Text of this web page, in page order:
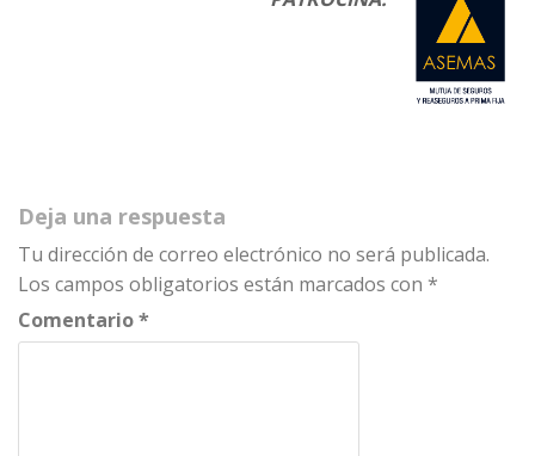
Deja una respuesta
Tu dirección de correo electrónico no será publicada.
Los campos obligatorios están marcados con *
Comentario*